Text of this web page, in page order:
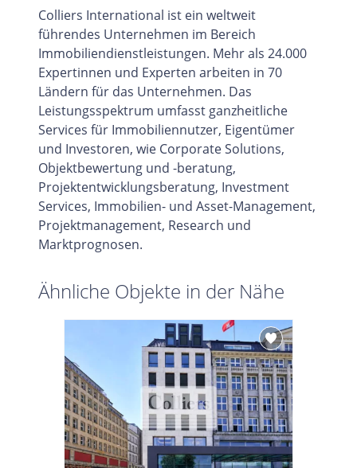
Colliers International ist ein weltweit
führendes Unternehmen im Bereich
Immobiliendienstleistungen. Mehr als 24.000
Expertinnen und Experten arbeiten in 70
Ländern für das Unternehmen. Das
Leistungsspektrum umfasst ganzheitliche
Services für Immobiliennutzer, Eigentümer
und Investoren, wie Corporate Solutions,
Objektbewertung und -beratung,
Projektentwicklungsberatung, Investment
Services, Immobilien- und Asset-Management,
Projektmanagement, Research und
Marktprognosen.
Ähnliche Objekte in der Nähe